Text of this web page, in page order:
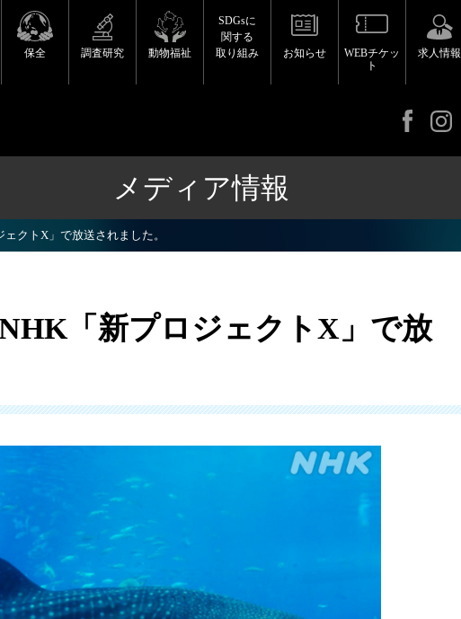
保全 調査研究 動物福祉
SDGsに
関する
取り組み
お知らせ
WEBチケッ
ト
求人情報
メディア情報
クトX」で放送されました。
「新プロジェクトX」で放